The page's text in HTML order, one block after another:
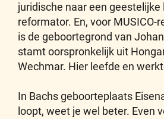
juridische naar een
reformator. En, voor
is de geboortegrond van
stamt oorspronkelijk uit
Wechmar. Hier leefde en
In Bachs geboorteplaats
loopt, weet je wel beter. Even